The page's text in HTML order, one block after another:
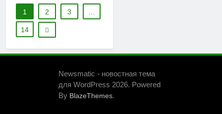
1 2 3
14
Newsmatic - новостная тема
для WordPress 2026. Powered
By BlazeThemes.